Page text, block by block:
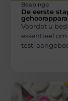
Beabingo
De eerste
Voordat u
essentieel
test,